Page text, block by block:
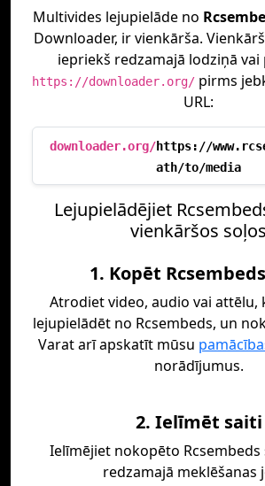
Multivides lejupielāde no
Downloader, ir vienkārša.
iepriekš redzamajā lodziņā
https://downloader.org/ pirms
URL:
downloader.org/https://
ath/to/media
Lejupielādējiet
vienkāršos soļos
1. Kopēt
Atrodiet video, audio vai attēlu,
lejupielādēt no Rcsembeds, un
Varat arī apskatīt mūsu
norādījumus.
2. Ielīmēt saiti
Ielīmējiet nokopēto
redzamajā meklēšanas